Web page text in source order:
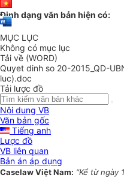
Định dạng văn bản hiện có:
MỤC LỤC
Không có mục lục
Tải về (WORD)
Quyet dinh so 20-2015_QD-
luc).doc
Tải lược đồ
Nội dung VB
Văn bản gốc
Tiếng anh
Lược đồ
VB liên quan
Bản án áp dụng
Caselaw Việt Nam: “Kể từ ngày